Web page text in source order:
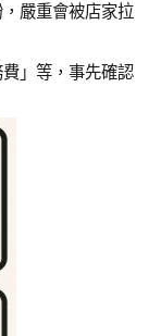
嚴重會被店家拉
」等，事先確認